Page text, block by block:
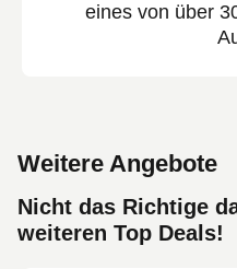
eines von über
Weitere Angebote
Nicht das Richtige
weiteren Top Deals!